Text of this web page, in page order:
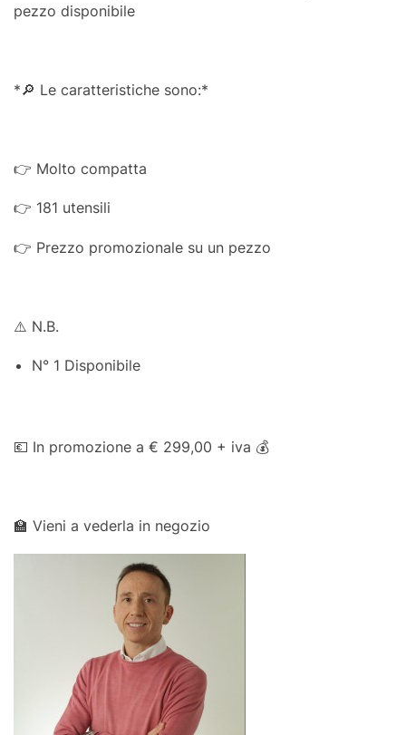
pezzo disponibile
*🔎 Le caratteristiche sono:*
👉 Molto compatta
👉 181 utensili
👉 Prezzo promozionale su un pezzo
⚠️ N.B.
N° 1 Disponibile
💶 In promozione a € 299,00 + iva 💰
🏫 Vieni a vederla in negozio